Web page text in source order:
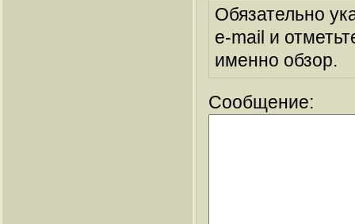
Обязательно
e-mail и
именно обзор.
Сообщение: